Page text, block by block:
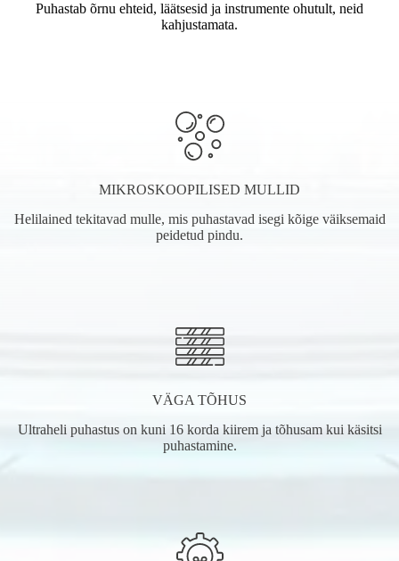
Puhastab õrnu ehteid, läätsesid ja instrumente ohutult, neid
kahjustamata.
MIKROSKOOPILISED MULLID
Helilained tekitavad mulle, mis puhastavad isegi kõige väiksemaid
peidetud pindu.
VÄGA TÕHUS
Ultraheli puhastus on kuni 16 korda kiirem ja tõhusam kui käsitsi
puhastamine.